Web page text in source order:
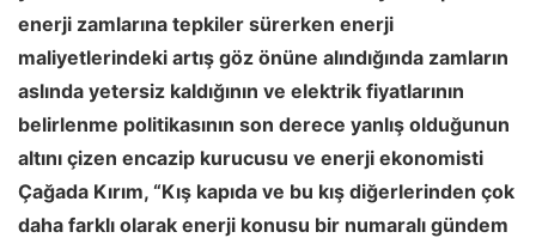
enerji zamlarına tepkiler sürerken enerji
maliyetlerindeki artış göz önüne alındığında zamların
aslında yetersiz kaldığının ve elektrik fiyatlarının
belirlenme politikasının son derece yanlış olduğunun
altını çizen encazip kurucusu ve enerji ekonomisti
Çağada Kırım, “Kış kapıda ve bu kış diğerlerinden çok
daha farklı olarak enerji konusu bir numaralı gündem